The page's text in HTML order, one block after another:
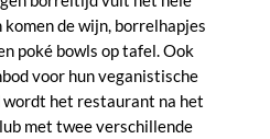
de wijn, borrelhapjes
poké bowls op tafel. Ook
voor hun veganistische
wordt het restaurant na het
met twee verschillende